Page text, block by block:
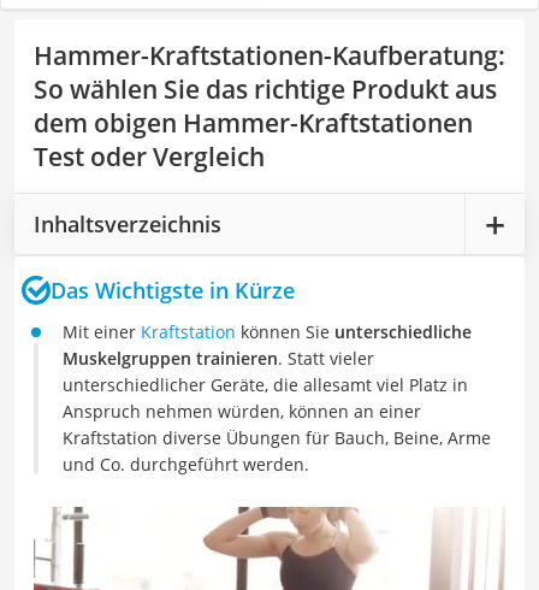
Hammer-Kraftstationen-Kaufberatung:
So wählen Sie das richtige Produkt aus
dem obigen Hammer-Kraftstationen
Test oder Vergleich
Inhaltsverzeichnis
Das Wichtigste in Kürze
Mit einer Kraftstation können Sie unterschiedliche
Muskelgruppen trainieren. Statt vieler
unterschiedlicher Geräte, die allesamt viel Platz in
Anspruch nehmen würden, können an einer
Kraftstation diverse Übungen für Bauch, Beine, Arme
und Co. durchgeführt werden.